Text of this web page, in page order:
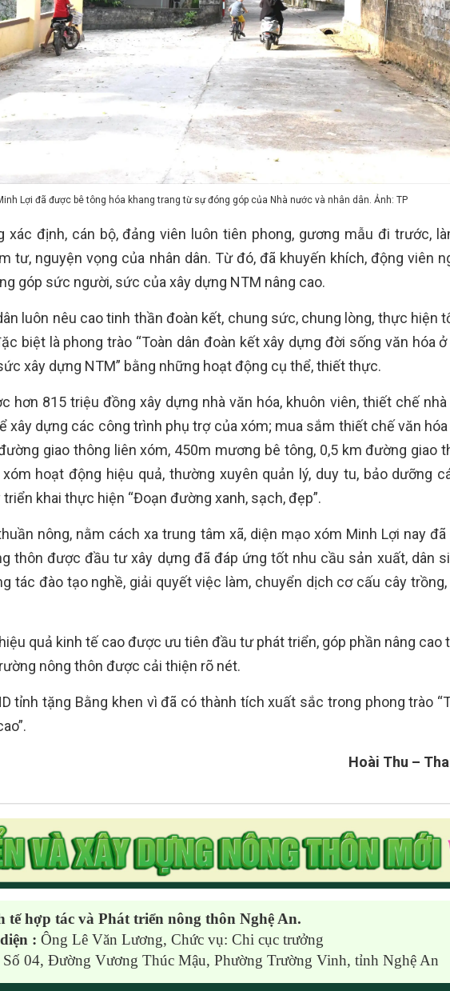
Lợi đã được bê tông hóa khang trang từ sự đóng góp của Nhà nước và nhân dân. Ảnh: TP
xác định, cán bộ, đảng viên luôn tiên phong, gương mẫu đi trước,
tư, nguyện vọng của nhân dân. Từ đó, đã khuyến khích, động viên
góp sức người, sức của xây dựng NTM nâng cao.
luôn nêu cao tinh thần đoàn kết, chung sức, chung lòng, thực hiện
biệt là phong trào “Toàn dân đoàn kết xây dựng đời sống văn hóa ở
xây dựng NTM” bằng những hoạt động cụ thể, thiết thực.
hơn 815 triệu đồng xây dựng nhà văn hóa, khuôn viên, thiết chế nhà
xây dựng các công trình phụ trợ của xóm; mua sắm thiết chế văn
giao thông liên xóm, 450m mương bê tông, 0,5 km đường giao
hoạt động hiệu quả, thường xuyên quản lý, duy tu, bảo dưỡng
khai thực hiện “Đoạn đường xanh, sạch, đẹp”.
nông, nằm cách xa trung tâm xã, diện mạo xóm Minh Lợi nay
thôn được đầu tư xây dựng đã đáp ứng tốt nhu cầu sản xuất, dân
tác đào tạo nghề, giải quyết việc làm, chuyển dịch cơ cấu cây trồng,
quả kinh tế cao được ưu tiên đầu tư phát triển, góp phần nâng cao
nông thôn được cải thiện rõ nét.
tỉnh tặng Bằng khen vì đã có thành tích xuất sắc trong phong trào
Hoài Thu –
tế hợp tác và Phát triển nông thôn Nghệ An.
: Ông Lê Văn Lương, Chức vụ: Chi cục trưởng
04, Đường Vương Thúc Mậu, Phường Trường Vinh, tỉnh Nghệ An